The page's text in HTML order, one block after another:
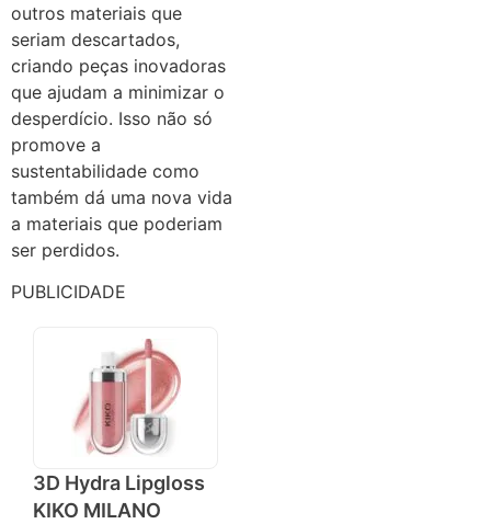
outros materiais que
seriam descartados,
criando peças inovadoras
que ajudam a minimizar o
desperdício. Isso não só
promove a
sustentabilidade como
também dá uma nova vida
a materiais que poderiam
ser perdidos.
PUBLICIDADE
3D Hydra Lipgloss
KIKO MILANO